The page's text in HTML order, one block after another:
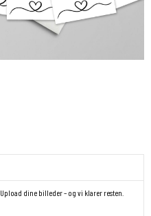
Upload dine billeder – og vi klarer resten.